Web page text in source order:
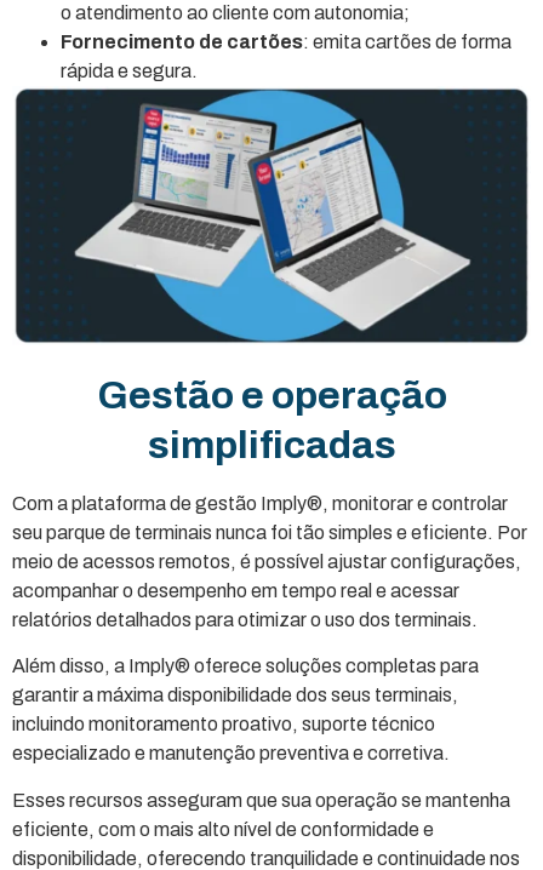
o atendimento ao cliente com autonomia;
Fornecimento de cartões: emita cartões de forma
rápida e segura.
Gestão e operação
simplificadas
Com a plataforma de gestão Imply®, monitorar e controlar
seu parque de terminais nunca foi tão simples e eficiente. Por
meio de acessos remotos, é possível ajustar configurações,
acompanhar o desempenho em tempo real e acessar
relatórios detalhados para otimizar o uso dos terminais.
Além disso, a Imply® oferece soluções completas para
garantir a máxima disponibilidade dos seus terminais,
incluindo monitoramento proativo, suporte técnico
especializado e manutenção preventiva e corretiva.
Esses recursos asseguram que sua operação se mantenha
eficiente, com o mais alto nível de conformidade e
disponibilidade, oferecendo tranquilidade e continuidade nos